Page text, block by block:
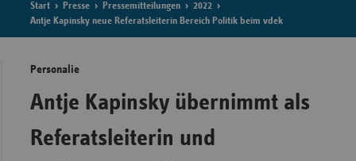
Start Presse Pressemitteilungen
2022
Antje Kapinsky neue Referatsleiterin Bereich Politik beim vdek
Personalie
Antje Kapinsky übernimmt als
Referatsleiterin und